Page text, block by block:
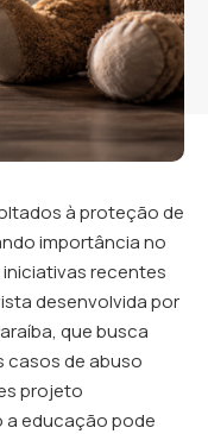
à proteção de
importância no
recentes
desenvolvida por
que busca
casos de abuso
projeto
a educação pode